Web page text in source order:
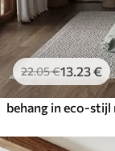
22.05€13 .23€